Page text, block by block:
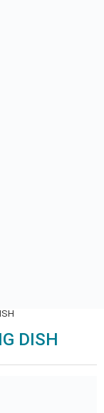
DISH